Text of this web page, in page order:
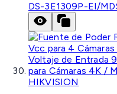
DS-3E1309P-EI/M
HIKVISION